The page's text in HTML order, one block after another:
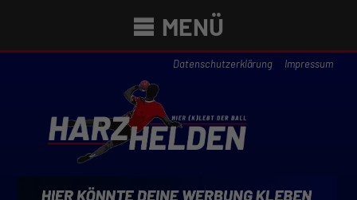
MENÜ
Datenschutzerklärung Impressum